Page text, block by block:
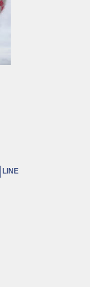
LINE